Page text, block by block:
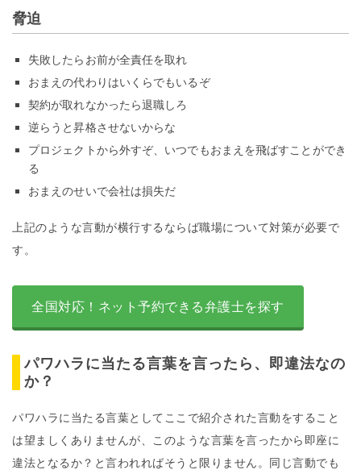
脅迫
失敗したらお前が全責任を取れ
おまえの代わりはいくらでもいるぞ
契約が取れなかったら退職しろ
逆らうと昇格させないからな
プロジェクトから外すぞ、いつでもおまえを飛ばすことができ
る
おまえのせいで会社は損失だ
上記のような言動が横行するならば職場について対策が必要で
す。
全国対応！ネット予約できる弁護士を探す
パワハラに当たる言葉を言ったら、即違法なの
か？
パワハラに当たる言葉としてここで紹介された言動をすること
は望ましくありませんが、このような言葉を言ったから即座に
違法となるか？と言われればそうと限りません。同じ言動でも